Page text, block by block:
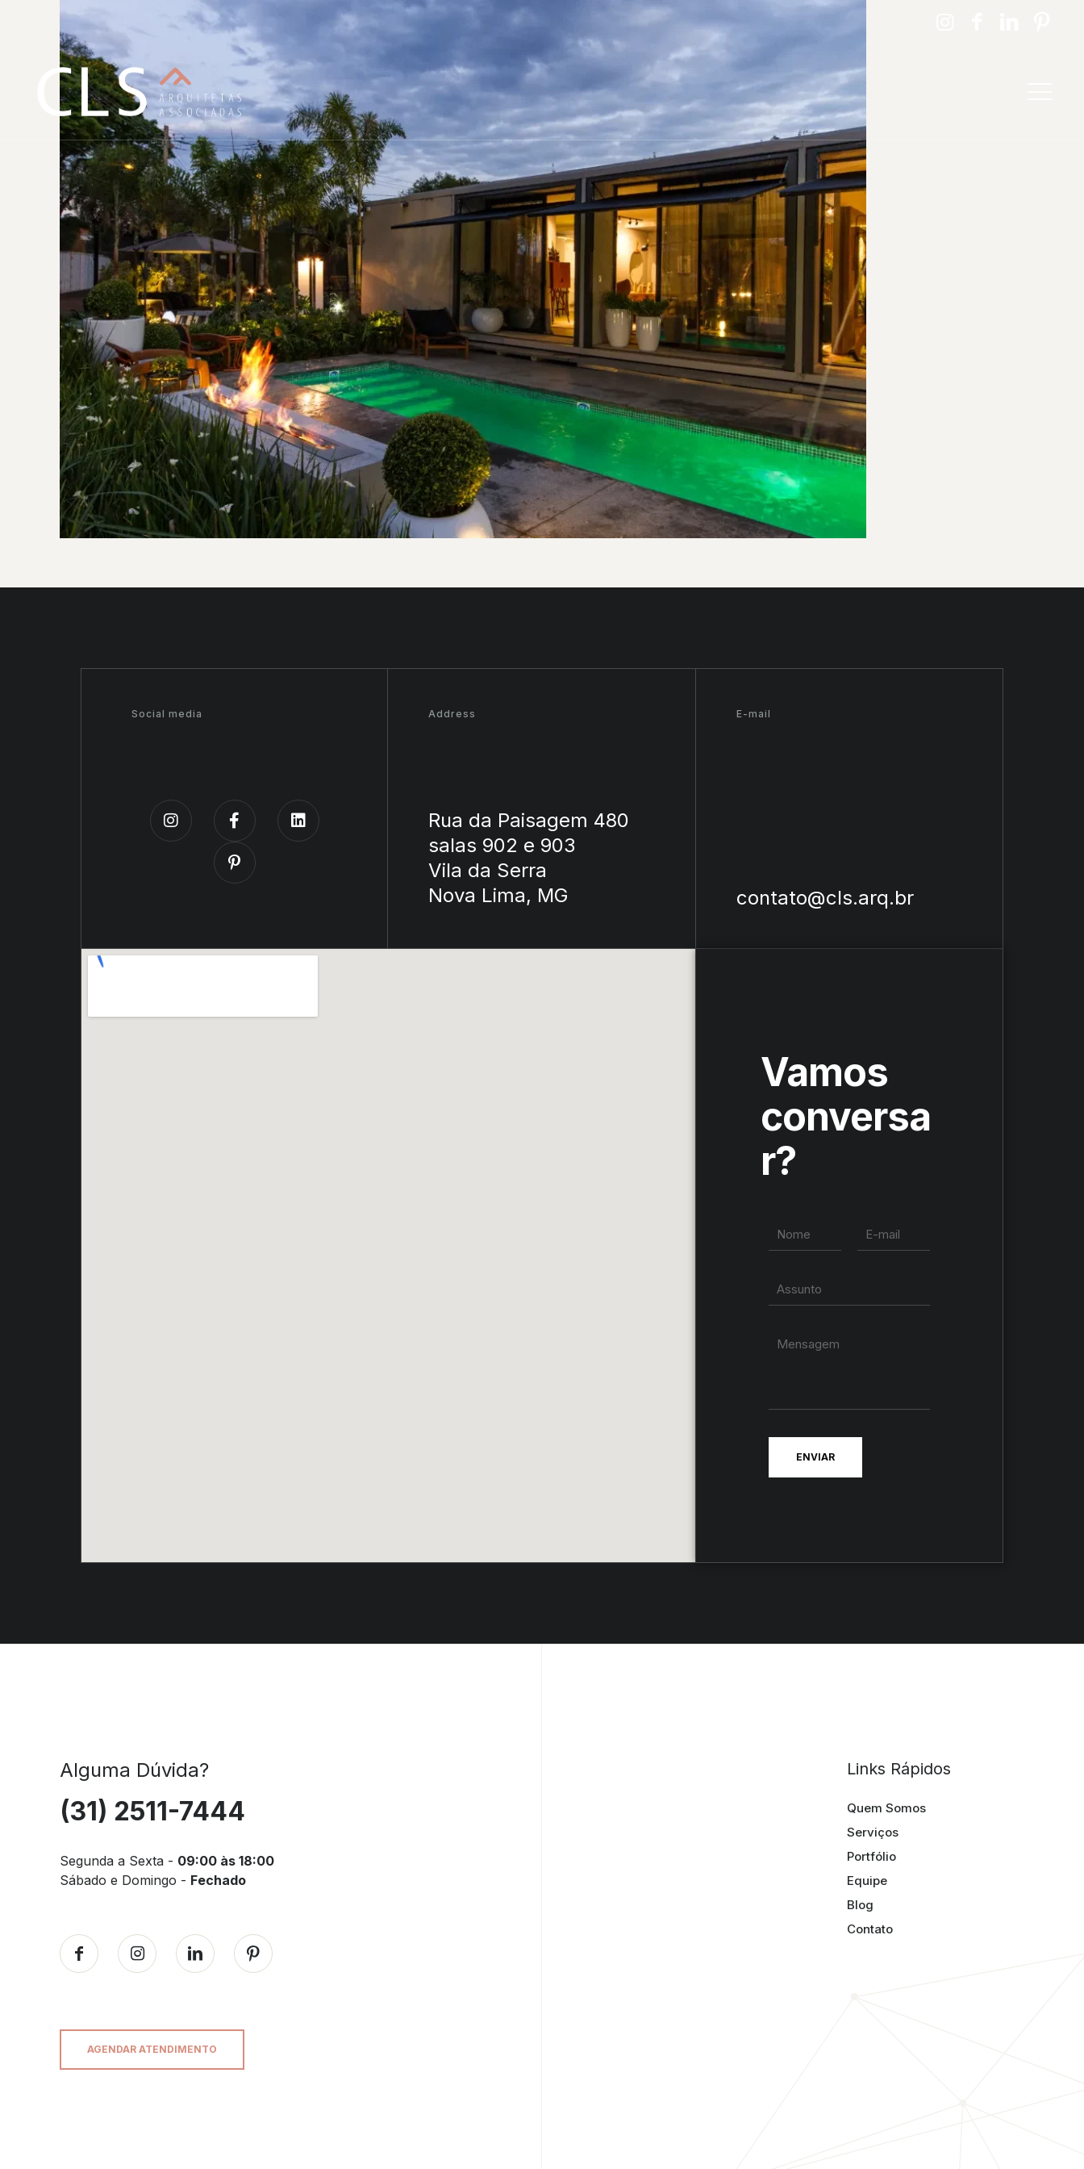
Social media Address
Rua da Paisagem 480
salas 902 e 903
Vila da Serra
Nova Lima, MG
E-mail
contato@cls.arq.br
Vamos
conversa
r?
Alguma Dúvida?
(31) 2511-7444
Segunda a Sexta - 09:00 às 18:00
Sábado e Domingo - Fechado
AGENDAR ATENDIMENTO
Links Rápidos
Quem Somos
Serviços
Portfólio
Equipe
Blog
Contato